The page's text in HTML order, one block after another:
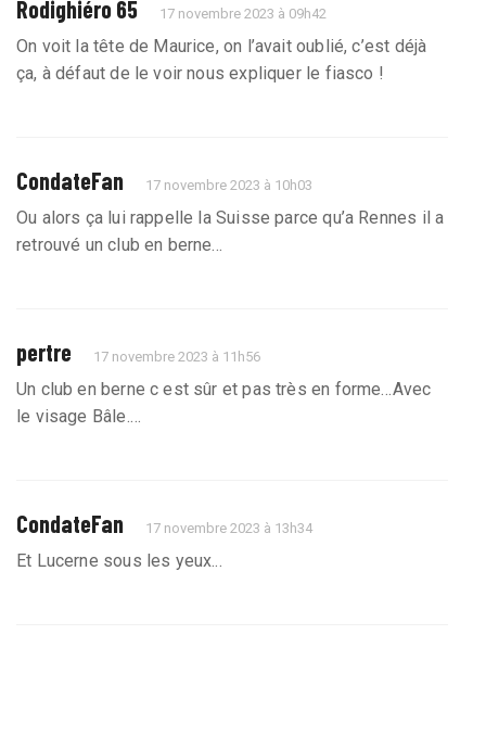
Rodighiéro 65 17 novembre 2023 à 09h42
On voit la tête de Maurice, on l’avait oublié, c’est déjà
ça, à défaut de le voir nous expliquer le fiasco !
CondateFan 17 novembre 2023 à 10h03
Ou alors ça lui rappelle la Suisse parce qu’a Rennes il a
retrouvé un club en berne...
pertre 17 novembre 2023 à 11h56
Un club en berne c est sûr et pas très en forme…Avec
le visage Bâle.…
CondateFan 17 novembre 2023 à 13h34
Et Lucerne sous les yeux...